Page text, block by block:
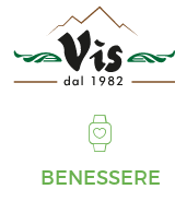
BENESSERE